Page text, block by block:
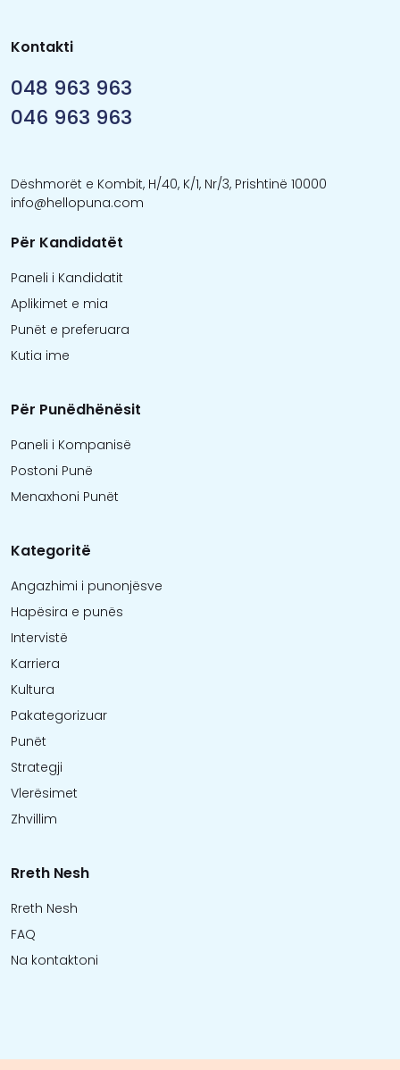
Kontakti
048 963 963
046 963 963
Dëshmorët e Kombit, H/40, K/1, Nr/3, Prishtinë 10000
info@hellopuna.com
Për Kandidatët
Paneli i Kandidatit
Aplikimet e mia
Punët e preferuara
Kutia ime
Për Punëdhënësit
Paneli i Kompanisë
Postoni Punë
Menaxhoni Punët
Kategoritë
Angazhimi i punonjësve
Hapësira e punës
Intervistë
Karriera
Kultura
Pakategorizuar
Punët
Strategji
Vlerësimet
Zhvillim
Rreth Nesh
Rreth Nesh
FAQ
Na kontaktoni